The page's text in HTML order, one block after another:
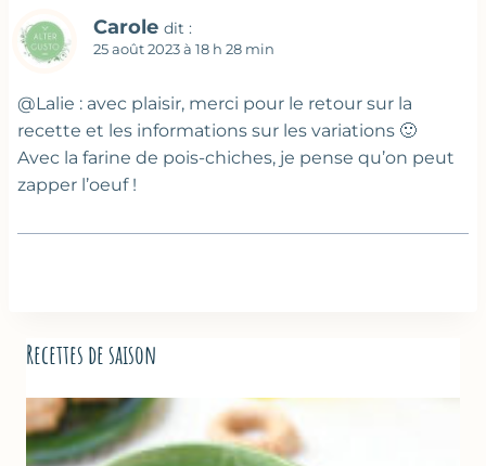
Carole dit :
25 août 2023 à 18 h 28 min
@Lalie : avec plaisir, merci pour le retour sur la
recette et les informations sur les variations 🙂
Avec la farine de pois-chiches, je pense qu’on peut
zapper l’oeuf !
Recettes de saison